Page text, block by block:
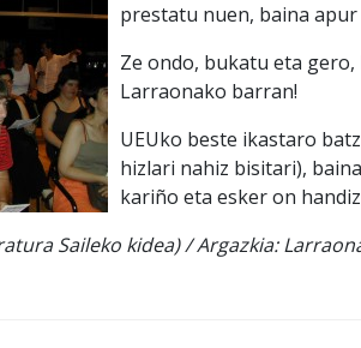
prestatu nuen, baina apur
Ze ondo, bukatu eta
Larraonako barran!
UEUko beste ikastaro
hizlari nahiz bisitari),
kariño eta esker on
Saileko kidea) / Argazkia: